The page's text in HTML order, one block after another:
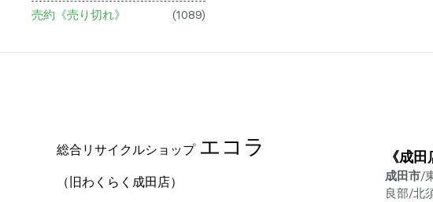
売約《売り切れ》 (1089)
総合リサイクルショップ エコラ
（旧わくらく成田店）
《成
成田市/
良部/北